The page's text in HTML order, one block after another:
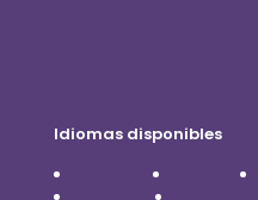
Idiomas disponibles